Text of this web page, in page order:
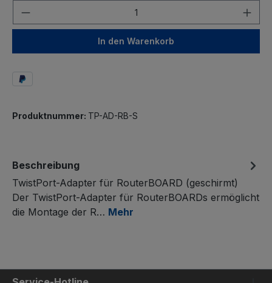
In den Warenkorb
Produktnummer: TP-AD-RB-S
Beschreibung
TwistPort-Adapter für RouterBOARD (geschirmt)
Der TwistPort-Adapter für RouterBOARDs ermöglicht
die Montage der R… Mehr